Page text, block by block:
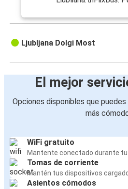
Ljubljana Dolgi Most
El mejor
Opciones disponibles que
más
WiFi gratuito
Mantente conectado durante tu
Tomas de corriente
Mantén tus dispositivos
Asientos cómodos